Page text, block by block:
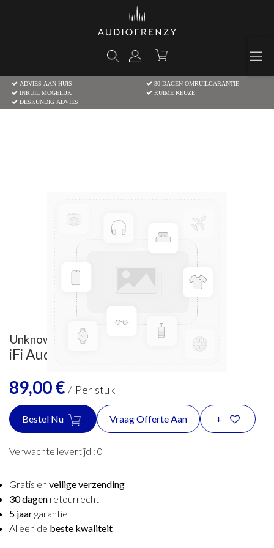
ADVIES AAN HUIS
30 DAGEN OMRUILGARANTIE
INRUIL MOGELIJK
RUIME KEUZE
DESKUNDIG ADVIES
Unknown
iFi Audio iPower Plus 15V
89,00€ / Per stuk
Bestel Nu Vraag Offerte Aan +
Verwachte levertijd : 0
Gratis en veilige verzending
30 dagen retourrecht
5 jaargarantie
Alleen de beste kwaliteit